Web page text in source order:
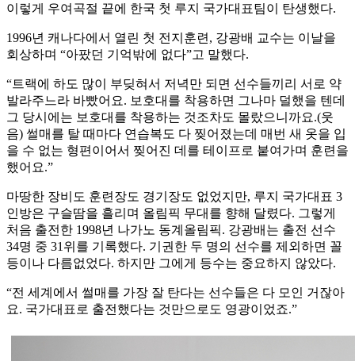
이렇게 우여곡절 끝에 한국 첫 루지 국가대표팀이 탄생했다.
1996년 캐나다에서 열린 첫 전지훈련, 강광배 교수는 이날을
회상하며 “아팠던 기억밖에 없다”고 말했다.
“트랙에 하도 많이 부딪혀서 저녁만 되면 선수들끼리 서로 약
발라주느라 바빴어요. 보호대를 착용하면 그나마 덜했을 텐데
그 당시에는 보호대를 착용하는 것조차도 몰랐으니까요.(웃
음) 썰매를 탈 때마다 연습복도 다 찢어졌는데 매번 새 옷을 입
을 수 없는 형편이어서 찢어진 데를 테이프로 붙여가며 훈련을
했어요.”
마땅한 장비도 훈련장도 경기장도 없었지만, 루지 국가대표 3
인방은 구슬땀을 흘리며 올림픽 무대를 향해 달렸다. 그렇게
처음 출전한 1998년 나가노 동계올림픽. 강광배는 출전 선수
34명 중 31위를 기록했다. 기권한 두 명의 선수를 제외하면 꼴
등이나 다름없었다. 하지만 그에게 등수는 중요하지 않았다.
“전 세계에서 썰매를 가장 잘 탄다는 선수들은 다 모인 거잖아
요. 국가대표로 출전했다는 것만으로도 영광이었죠.”